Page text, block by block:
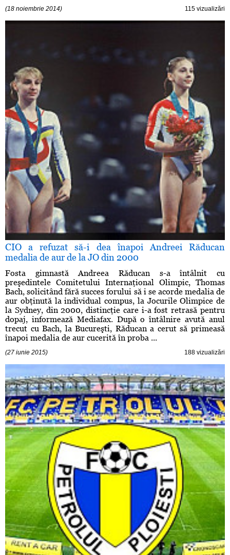
(18 noiembrie 2014) 115 vizualizări
CIO a refuzat să-i dea înapoi Andreei Răducan
medalia de aur de la JO din 2000
Fosta gimnastă Andreea Răducan s-a întâlnit cu
preşedintele Comitetului Internaţional Olimpic, Thomas
Bach, solicitând fără succes forului să i se acorde medalia de
aur obţinută la individual compus, la Jocurile Olimpice de
la Sydney, din 2000, distincţie care i-a fost retrasă pentru
dopaj, informează Mediafax. După o întâlnire avută anul
trecut cu Bach, la Bucureşti, Răducan a cerut să primeasă
înapoi medalia de aur cucerită în proba ...
(27 iunie 2015) 188 vizualizări